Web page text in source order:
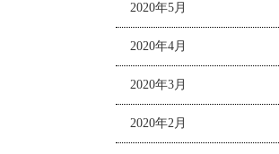
2020年5月
2020年4月
2020年3月
2020年2月